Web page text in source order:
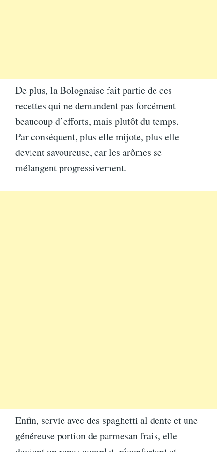
De plus, la Bolognaise fait partie de ces
recettes qui ne demandent pas forcément
beaucoup d’efforts, mais plutôt du temps.
Par conséquent, plus elle mijote, plus elle
devient savoureuse, car les arômes se
mélangent progressivement.
Enfin, servie avec des spaghetti al dente et une
généreuse portion de parmesan frais, elle